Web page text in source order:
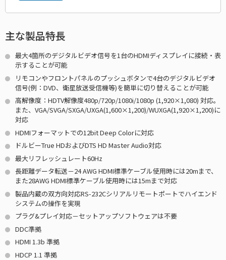
主な製品特長
最大4箇所のデジタルビデオ信号を1台のHDMIディスプレイに接続・表
示することが可能
リモコンやフロントパネルのプッシュボタンで4台のデジタルビデオ
信号(例：DVD、衛星放送受信機等)を簡単に切り替えることが可能
高解像度：HDTV解像度480p/720p/1080i/1080p (1,920×1,080) 対応。
また、VGA/SVGA/SXGA/UXGA(1,600×1,200)/WUXGA(1,920×1,200)に
対応
HDMIフォーマットでの12bit Deep Colorに対応
ドルビーTrue HDおよびDTS HD Master Audio対応
最大リフレッシュレート60Hz
長距離データ転送－24 AWG HDMI標準ケーブル使用時には20mまで、
また28AWG HDMI標準ケーブル使用時には15mまで対応
製品内蔵の双方向対応RS-232Cシリアルリモートポートでハイエンド
システムの操作を実現
プラグ&プレイ対応－セットアップソフトウェアは不要
DDC準拠
HDMI 1.3b 準拠
HDCP 1.1 準拠